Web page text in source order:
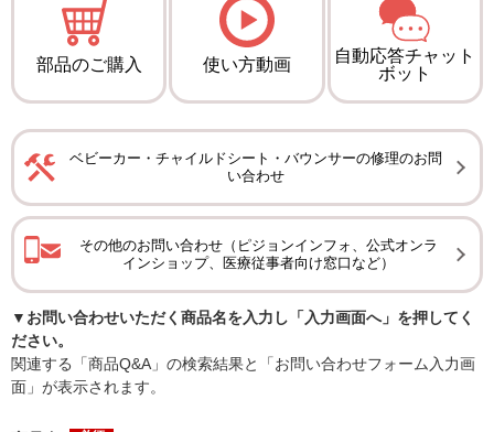
部品のご購入 使い方動画
自動応答チャット
ボット
ベビーカー・チャイルドシート・バウンサーの修理のお問
い合わせ
その他のお問い合わせ（ピジョンインフォ、公式オンラ
インショップ、医療従事者向け窓口など）
▼お問い合わせいただく商品名を入力し「入力画面へ」を押してく
ださい。
関連する「商品Q&A」の検索結果と「お問い合わせフォーム入力画
面」が表示されます。